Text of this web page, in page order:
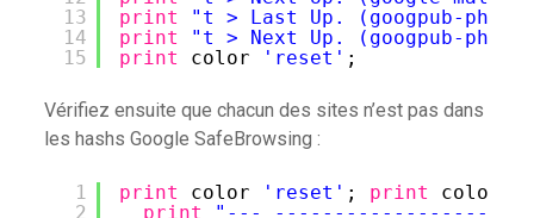
13
14
15
print
"t > Last Up. (googpub-
print
"t > Next Up. (googpub-
print
color 'reset' ;
Vérifiez ensuite que chacun des sites n’est pas dans
les hashs Google SafeBrowsing :
1
2
print color 'reset' ; print color
print
"---